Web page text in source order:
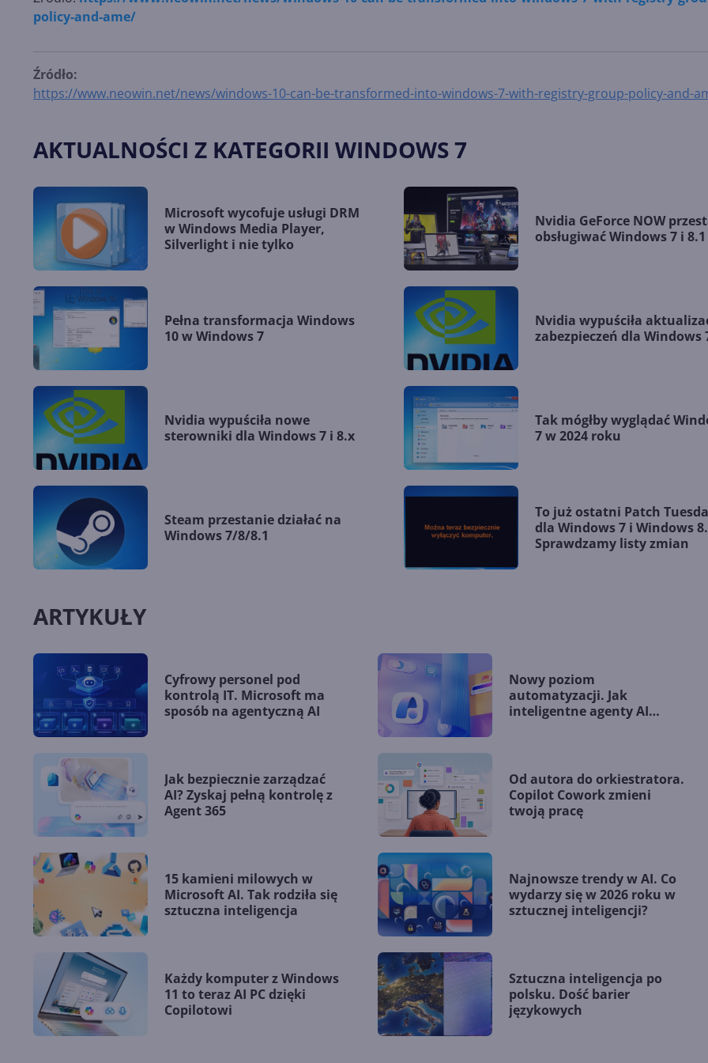
policy-and-ame/
Źródło:
https://www.neowin.net/news/windows-10-can-be-transformed-into-windows-7-with-registry-group-policy-and-
AKTUALNOŚCI Z KATEGORII WINDOWS 7
Microsoft wycofuje usługi DRM
w Windows Media Player,
Silverlight i nie tylko
Nvidia GeForce NOW
obsługiwać Windows 7 i 8.1
Pełna transformacja Windows
10 w Windows 7
Nvidia wypuściła
zabezpieczeń dla Windows
Nvidia wypuściła nowe
sterowniki dla Windows 7 i 8.x
Tak mógłby wyglądać
7 w 2024 roku
Steam przestanie działać na
Windows 7/8/8.1
To już ostatni Patch
dla Windows 7 i Windows
Sprawdzamy listy zmian
ARTYKUŁY
Cyfrowy personel pod
kontrolą IT. Microsoft ma
sposób na agentyczną AI
Nowy poziom
automatyzacji. Jak
inteligentne agenty AI
Jak bezpiecznie zarządzać
AI? Zyskaj pełną kontrolę z
Agent 365
Od autora do orkiestratora.
Copilot Cowork zmieni
twoją pracę
15 kamieni milowych w
Microsoft AI. Tak rodziła się
sztuczna inteligencja
Najnowsze trendy w AI. Co
wydarzy się w 2026 roku w
sztucznej inteligencji?
Każdy komputer z Windows
11 to teraz AI PC dzięki
Copilotowi
Sztuczna inteligencja po
polsku. Dość barier
językowych